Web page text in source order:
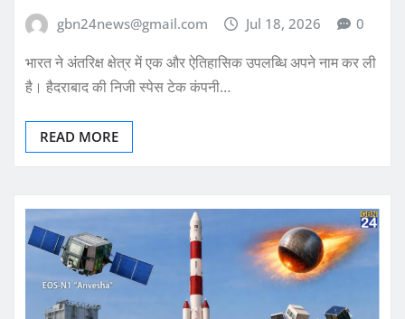
gbn24news@gmail.com Jul 18, 2026 0
भारत ने अंतरिक्ष क्षेत्र में एक और ऐतिहासिक उपलब्धि अपने नाम कर ली
है। हैदराबाद की निजी स्पेस टेक कंपनी…
READ MORE